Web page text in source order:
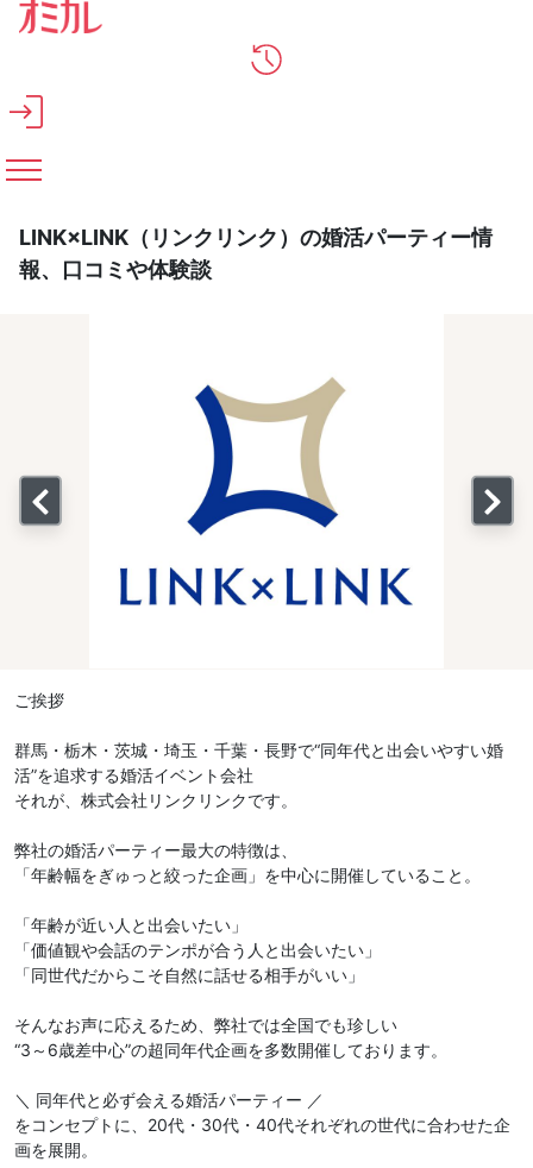
メインコンテンツへスキップ
LINK×LINK（リンクリンク）の婚活パーティー情
報、口コミや体験談
ご挨拶
群馬・栃木・茨城・埼玉・千葉・長野で“同年代と出会いやすい婚
活”を追求する婚活イベント会社
それが、株式会社リンクリンクです。
弊社の婚活パーティー最大の特徴は、
「年齢幅をぎゅっと絞った企画」を中心に開催していること。
「年齢が近い人と出会いたい」
「価値観や会話のテンポが合う人と出会いたい」
「同世代だからこそ自然に話せる相手がいい」
そんなお声に応えるため、弊社では全国でも珍しい
“3～6歳差中心”の超同年代企画を多数開催しております。
＼ 同年代と必ず会える婚活パーティー ／
をコンセプトに、20代・30代・40代それぞれの世代に合わせた企
画を展開。